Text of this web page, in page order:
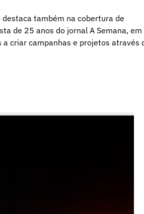
também na cobertura de
de 25 anos do jornal A Semana, em
criar campanhas e projetos através